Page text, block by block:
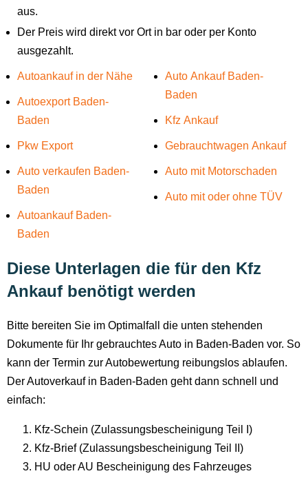
aus.
Der Preis wird direkt vor Ort in bar oder per Konto
ausgezahlt.
Autoankauf in der Nähe
Autoexport Baden-
Baden
Pkw Export
Auto verkaufen Baden-
Baden
Autoankauf Baden-
Baden
Auto Ankauf Baden-
Baden
Kfz Ankauf
Gebrauchtwagen Ankauf
Auto mit Motorschaden
Auto mit oder ohne TÜV
Diese Unterlagen die für den Kfz
Ankauf benötigt werden
Bitte bereiten Sie im Optimalfall die unten stehenden
Dokumente für Ihr gebrauchtes Auto in Baden-Baden vor. So
kann der Termin zur Autobewertung reibungslos ablaufen.
Der Autoverkauf in Baden-Baden geht dann schnell und
einfach:
Kfz-Schein (Zulassungsbescheinigung Teil I)
Kfz-Brief (Zulassungsbescheinigung Teil II)
HU oder AU Bescheinigung des Fahrzeuges